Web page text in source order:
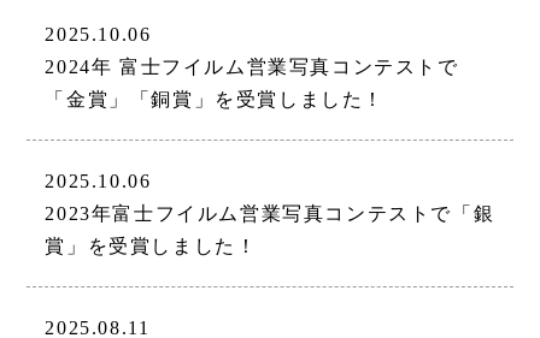
2025.10.06
2024年 富士フイルム営業写真コンテストで
「金賞」「銅賞」を受賞しました！
2025.10.06
2023年富士フイルム営業写真コンテストで「銀
賞」を受賞しました！
2025.08.11